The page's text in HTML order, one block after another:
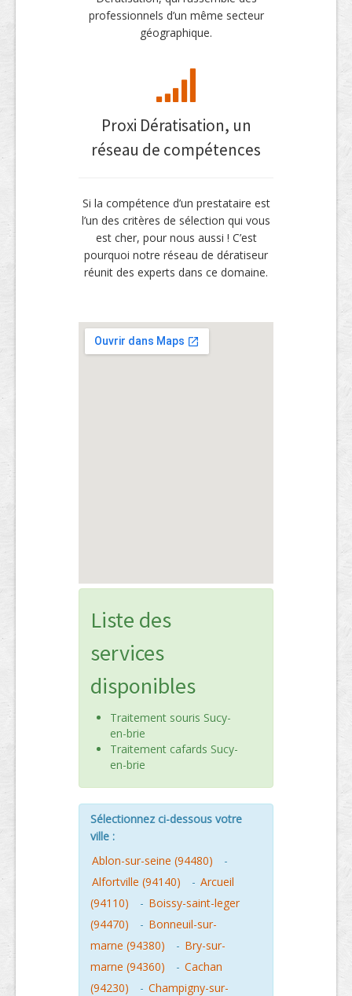
professionnels d’un même secteur
géographique.
Proxi Dératisation, un
réseau de compétences
Si la compétence d’un prestataire est
l’un des critères de sélection qui vous
est cher, pour nous aussi ! C’est
pourquoi notre réseau de dératiseur
réunit des experts dans ce domaine.
Liste des
services
disponibles
Traitement souris Sucy-
en-brie
Traitement cafards Sucy-
en-brie
Sélectionnez ci-dessous votre
ville :
Ablon-sur-seine (94480)
-
Alfortville (94140)
- Arcueil
(94110)
- Boissy-saint-leger
(94470)
- Bonneuil-sur-
marne (94380)
- Bry-sur-
marne (94360)
- Cachan
(94230)
- Champigny-sur-